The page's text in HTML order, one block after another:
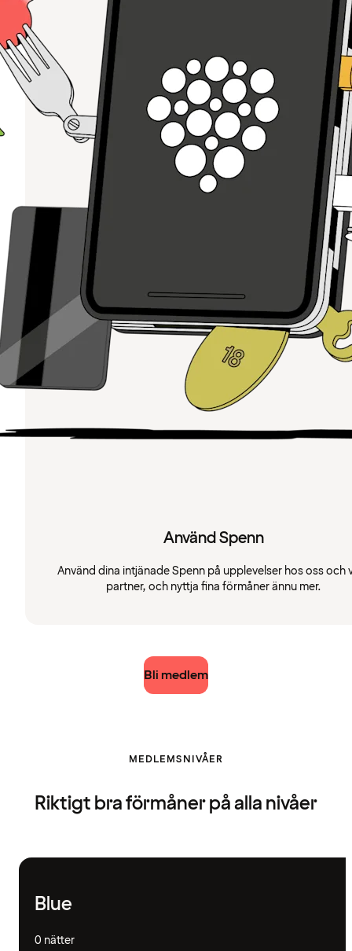
Använd Spenn
Använd dina intjänade Spenn på upplevelser hos oss och
partner, och nyttja fina förmåner ännu mer.
Bli medlem
MEDLEMSNIVÅER
Riktigt bra förmåner på alla nivåer
Blue
0 nätter